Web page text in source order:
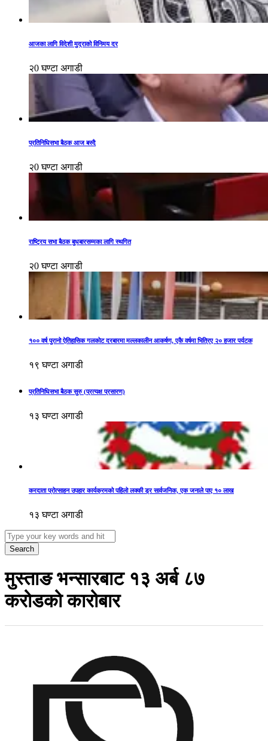
आजका लागि विदेशी मुद्राको विनिमय दर
२0 घण्टा अगाडी
प्रतिनिधिसभा बैठक आज बस्दै
२0 घण्टा अगाडी
राष्ट्रिय सभा बैठक बुधबारसम्मका लागि स्थगित
२0 घण्टा अगाडी
१०० वर्ष पुरानो ऐतिहासिक गलकोट दरबारमा मल्लकालीन आकर्षण, एकै वर्षमा भित्रिए २० हजार पर्यटक
१९ घण्टा अगाडी
प्रतिनिधिसभा बैठक सुरु (प्रत्यक्ष प्रसारण)
१३ घण्टा अगाडी
करदाता प्रोत्साहन उपहार कार्यक्रमको पहिलो लक्की ड्र सार्वजनिक, एक जनाले पाए १० लाख
१३ घण्टा अगाडी
Search
मुस्ताङ भन्सारबाट १३ अर्ब ८७
करोडको कारोबार